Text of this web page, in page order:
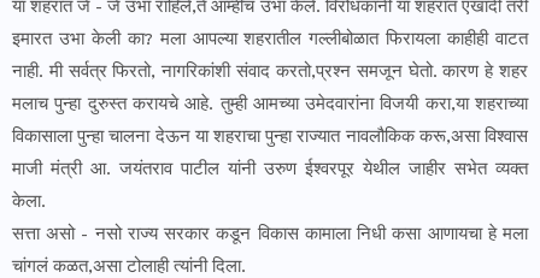
या शहरात जे - जे उभा राहिले,ते आम्हीच उभा केले. विरोधकांनी या शहरात एखादी तरी
इमारत उभा केली का? मला आपल्या शहरातील गल्लीबोळात फिरायला काहीही वाटत
नाही. मी सर्वत्र फिरतो, नागरिकांशी संवाद करतो,प्रश्न समजून घेतो. कारण हे शहर
मलाच पुन्हा दुरुस्त करायचे आहे. तुम्ही आमच्या उमेदवारांना विजयी करा,या शहराच्या
विकासाला पुन्हा चालना देऊन या शहराचा पुन्हा राज्यात नावलौकिक करू,असा विश्वास
माजी मंत्री आ. जयंतराव पाटील यांनी उरुण ईश्वरपूर येथील जाहीर सभेत व्यक्त
केला.
सत्ता असो - नसो राज्य सरकार कडून विकास कामाला निधी कसा आणायचा हे मला
चांगलं कळत,असा टोलाही त्यांनी दिला.